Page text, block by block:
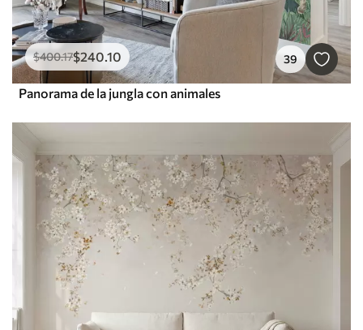
$400.17$240 .10 39
Panorama de la jungla con animales